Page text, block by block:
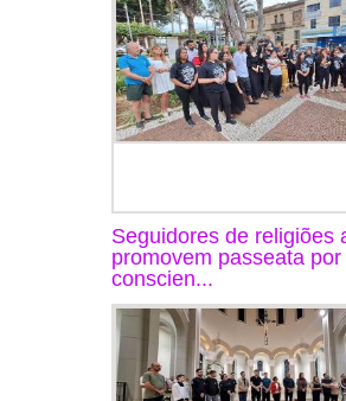
Seguidores de religiões
promovem passeata
conscien...